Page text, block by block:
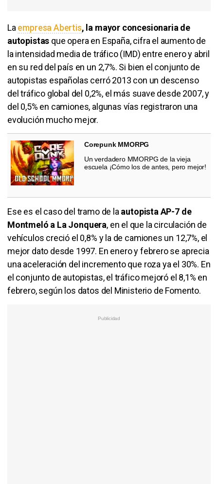
La empresa Abertis, la mayor concesionaria de
autopistas que opera en España, cifra el aumento de
la intensidad media de tráfico (IMD) entre enero y abril
en su red del país en un 2,7%. Si bien el conjunto de
autopistas españolas cerró 2013 con un descenso
del tráfico global del 0,2%, el más suave desde 2007, y
del 0,5% en camiones, algunas vías registraron una
evolución mucho mejor.
Corepunk MMORPG
Un verdadero MMORPG de la vieja
escuela ¡Cómo los de antes, pero mejor!
Ese es el caso del tramo de la autopista AP-7 de
Montmeló a La Jonquera, en el que la circulación de
vehículos creció el 0,8% y la de camiones un 12,7%, el
mejor dato desde 1997. En enero y febrero se aprecia
una aceleración del incremento que roza ya el 30%. En
el conjunto de autopistas, el tráfico mejoró el 8,1% en
febrero, según los datos del Ministerio de Fomento.